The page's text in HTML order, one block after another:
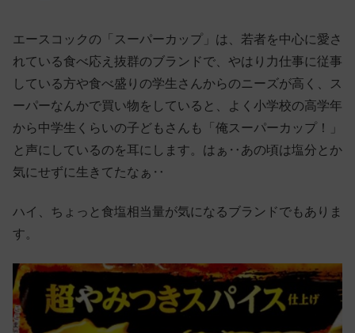
エースコックの「スーパーカップ」は、若者を中心に愛さ
れている食べ応え抜群のブランドで、やはり力仕事に従事
している方や食べ盛りの学生さんからのニーズが高く、ス
ーパーなんかで買い物をしていると、よく小学校の高学年
から中学生くらいの子どもさんも「俺スーパーカップ！」
と声にしているのを耳にします。はぁ‥あの頃は塩分とか
気にせずに生きてたなぁ‥
ハイ、ちょっと食塩相当量が気になるブランドでもありま
す。